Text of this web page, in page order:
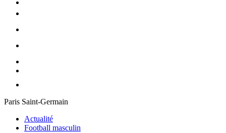
Paris Saint-Germain
Actualité
Football masculin